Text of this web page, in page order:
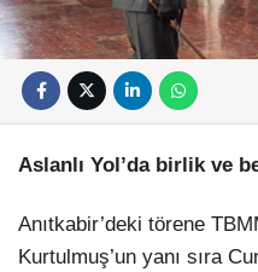
Aslanlı Yol’da birlik ve
Anıtkabir’deki törene
Kurtulmuş’un yanı sıra